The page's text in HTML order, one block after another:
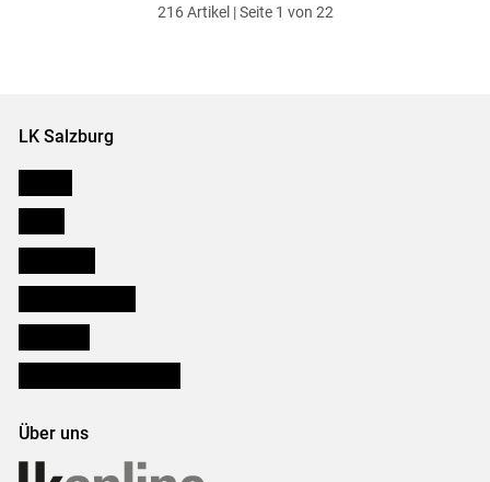
erstenzum
zum
216 Artikel | Seite 1 von 22
LK Salzburg
Über uns